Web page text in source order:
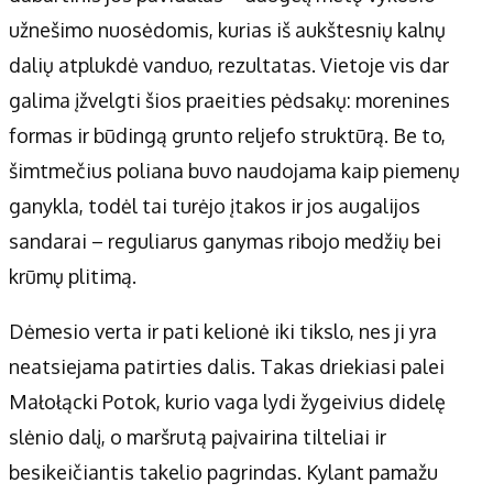
užnešimo nuosėdomis, kurias iš aukštesnių kalnų
dalių atplukdė vanduo, rezultatas. Vietoje vis dar
galima įžvelgti šios praeities pėdsakų: morenines
formas ir būdingą grunto reljefo struktūrą. Be to,
šimtmečius poliana buvo naudojama kaip piemenų
ganykla, todėl tai turėjo įtakos ir jos augalijos
sandarai – reguliarus ganymas ribojo medžių bei
krūmų plitimą.
Dėmesio verta ir pati kelionė iki tikslo, nes ji yra
neatsiejama patirties dalis. Takas driekiasi palei
Małołącki Potok, kurio vaga lydi žygeivius didelę
slėnio dalį, o maršrutą paįvairina tilteliai ir
besikeičiantis takelio pagrindas. Kylant pamažu